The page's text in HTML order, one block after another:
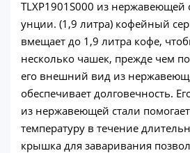
TLXP1901S000 из нержавеющей
унции. (1,9 литра) кофейный
вмещает до 1,9 литра кофе,
несколько чашек, прежде чем
его внешний вид из
обеспечивает долговечность.
из нержавеющей стали
температуру в течение
крышка для заваривания